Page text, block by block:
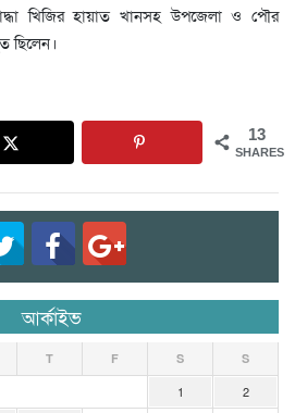
খিজির হায়াত খানসহ উপজেলা ও পৌর
ছিলেন।
13
SHARES
আর্কাইভ
T F S S
1
2